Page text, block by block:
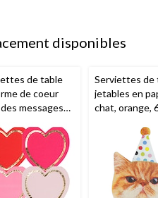
disponibles
de table
de coeur
messages
6-1/2 po,
Serviettes de
jetables en
chat, orange,
d'anniversaire